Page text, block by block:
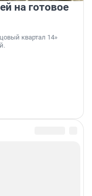
на готовое
квартал 14»